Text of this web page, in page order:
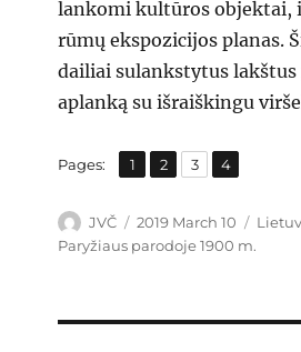
lankomi kultūros objektai,
rūmų ekspozicijos planas.
dailiai sulankstytus
aplanką su išraiškingu
Pages: Page
1 ,
Page
2 ,
Page
3 ,
Page
4
Author
JVČ
Posted
on
2019 March 10
Paryžiaus parodoje 1900 m.